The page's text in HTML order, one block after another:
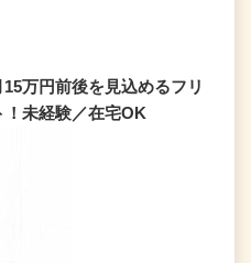
万円前後を見込めるフリ
！未経験／在宅OK